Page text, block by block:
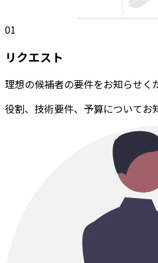
01
リクエスト
理想の候補者の要件をお知らせく
役割、技術要件、予算についてお